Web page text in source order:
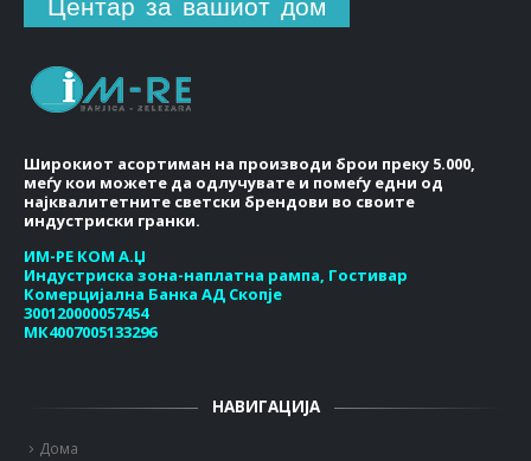
Широкиот асортиман на производи брои преку 5.000,
меѓу кои можете да одлучувате и помеѓу едни од
најквалитетните светски брендови во своите
индустриски гранки.
ИМ-РЕ КОМ А.Џ
Индустриска зона-наплатна рампа, Гостивар
Комерцијална Банка АД Скопје
300120000057454
МК4007005133296
НАВИГАЦИЈА
Дома